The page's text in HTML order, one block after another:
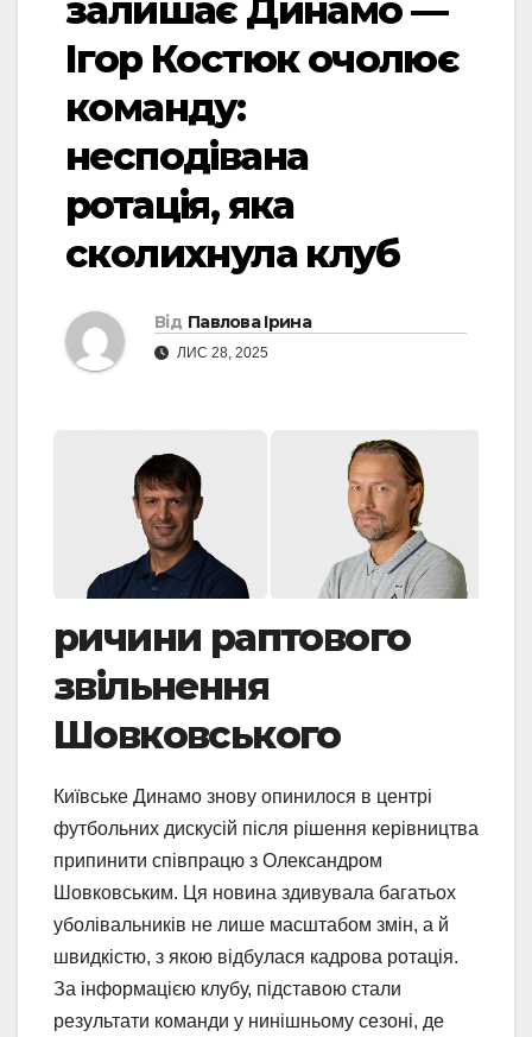
залишає Динамо —
Ігор Костюк очолює
команду:
несподівана
ротація, яка
сколихнула клуб
Від Павлова Ірина
ЛИС 28, 2025
ричини раптового
звільнення
Шовковського
Київське Динамо знову опинилося в центрі
футбольних дискусій після рішення керівництва
припинити співпрацю з Олександром
Шовковським. Ця новина здивувала багатьох
уболівальників не лише масштабом змін, а й
швидкістю, з якою відбулася кадрова ротація.
За інформацією клубу, підставою стали
результати команди у нинішньому сезоні, де